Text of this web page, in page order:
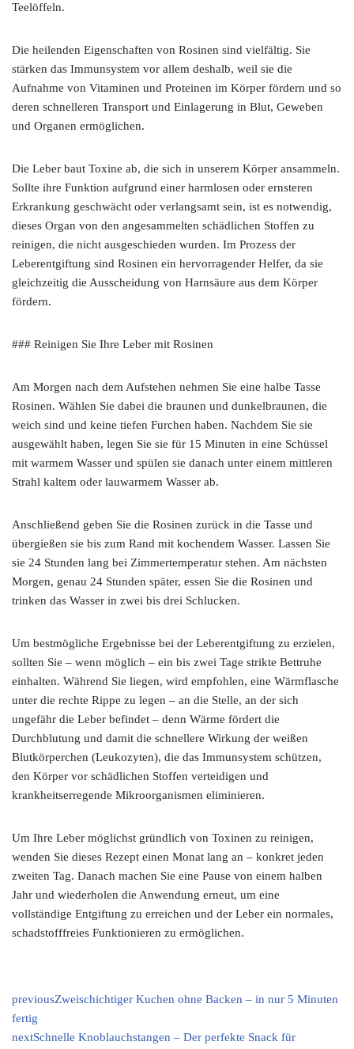
Teelöffeln.
Die heilenden Eigenschaften von Rosinen sind vielfältig. Sie
stärken das Immunsystem vor allem deshalb, weil sie die
Aufnahme von Vitaminen und Proteinen im Körper fördern und so
deren schnelleren Transport und Einlagerung in Blut, Geweben
und Organen ermöglichen.
Die Leber baut Toxine ab, die sich in unserem Körper ansammeln.
Sollte ihre Funktion aufgrund einer harmlosen oder ernsteren
Erkrankung geschwächt oder verlangsamt sein, ist es notwendig,
dieses Organ von den angesammelten schädlichen Stoffen zu
reinigen, die nicht ausgeschieden wurden. Im Prozess der
Leberentgiftung sind Rosinen ein hervorragender Helfer, da sie
gleichzeitig die Ausscheidung von Harnsäure aus dem Körper
fördern.
### Reinigen Sie Ihre Leber mit Rosinen
Am Morgen nach dem Aufstehen nehmen Sie eine halbe Tasse
Rosinen. Wählen Sie dabei die braunen und dunkelbraunen, die
weich sind und keine tiefen Furchen haben. Nachdem Sie sie
ausgewählt haben, legen Sie sie für 15 Minuten in eine Schüssel
mit warmem Wasser und spülen sie danach unter einem mittleren
Strahl kaltem oder lauwarmem Wasser ab.
Anschließend geben Sie die Rosinen zurück in die Tasse und
übergießen sie bis zum Rand mit kochendem Wasser. Lassen Sie
sie 24 Stunden lang bei Zimmertemperatur stehen. Am nächsten
Morgen, genau 24 Stunden später, essen Sie die Rosinen und
trinken das Wasser in zwei bis drei Schlucken.
Um bestmögliche Ergebnisse bei der Leberentgiftung zu erzielen,
sollten Sie – wenn möglich – ein bis zwei Tage strikte Bettruhe
einhalten. Während Sie liegen, wird empfohlen, eine Wärmflasche
unter die rechte Rippe zu legen – an die Stelle, an der sich
ungefähr die Leber befindet – denn Wärme fördert die
Durchblutung und damit die schnellere Wirkung der weißen
Blutkörperchen (Leukozyten), die das Immunsystem schützen,
den Körper vor schädlichen Stoffen verteidigen und
krankheitserregende Mikroorganismen eliminieren.
Um Ihre Leber möglichst gründlich von Toxinen zu reinigen,
wenden Sie dieses Rezept einen Monat lang an – konkret jeden
zweiten Tag. Danach machen Sie eine Pause von einem halben
Jahr und wiederholen die Anwendung erneut, um eine
vollständige Entgiftung zu erreichen und der Leber ein normales,
schadstofffreies Funktionieren zu ermöglichen.
previousZweischichtiger Kuchen ohne Backen – in nur 5 Minuten
fertig
nextSchnelle Knoblauchstangen – Der perfekte Snack für